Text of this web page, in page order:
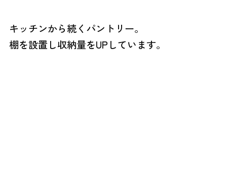
キッチンから続くパントリー。
棚を設置し収納量をUPしています。